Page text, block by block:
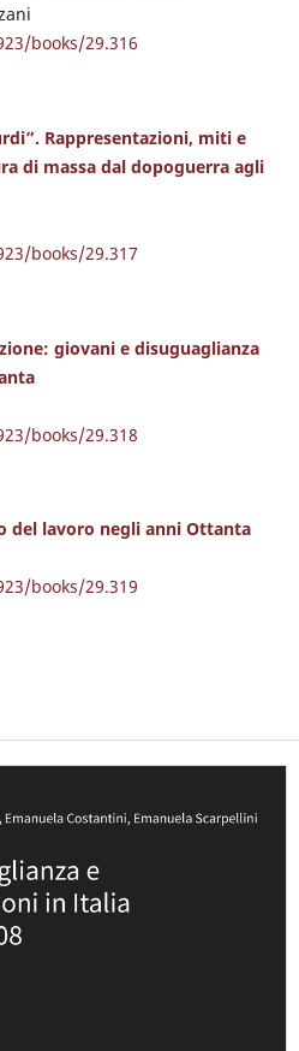
books/29.316
Rappresentazioni, miti e
di massa dal dopoguerra agli
books/29.317
giovani e disuguaglianza
books/29.318
del lavoro negli anni Ottanta
books/29.319